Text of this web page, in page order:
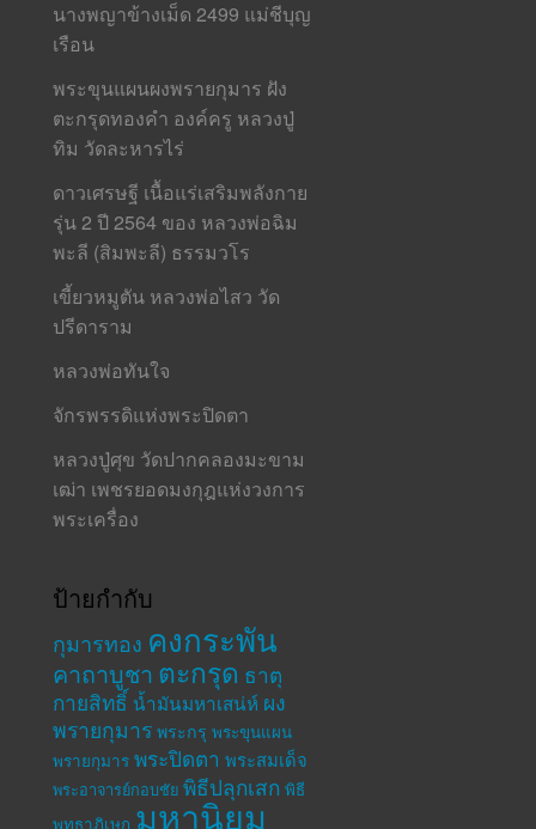
นางพญาข้างเม็ด 2499 แม่ชีบุญ
เรือน
พระขุนแผนผงพรายกุมาร ฝัง
ตะกรุดทองคำ องค์ครู หลวงปู่
ทิม วัดละหารไร่
ดาวเศรษฐี เนื้อแร่เสริมพลังกาย
รุ่น 2 ปี 2564 ของ หลวงพ่อฉิม
พะลี (สิมพะลี) ธรรมวโร
เขี้ยวหมูตัน หลวงพ่อไสว วัด
ปรีดาราม
หลวงพ่อทันใจ
จักรพรรดิแห่งพระปิดตา
หลวงปู่ศุข วัดปากคลองมะขาม
เฒ่า เพชรยอดมงกุฎแห่งวงการ
พระเครื่อง
ป้ายกำกับ
กุมารทอง คงกระพัน
คาถาบูชา ตะกรุด ธาตุ
กายสิทธิ์ น้ำมันมหาเสน่ห์ ผง
พรายกุมาร พระกรุ พระขุนแผน
พรายกุมาร พระปิดตา พระสมเด็จ
พระอาจารย์กอบชัย พิธีปลุกเสก พิธี
พุทธาภิเษก มหานิยม